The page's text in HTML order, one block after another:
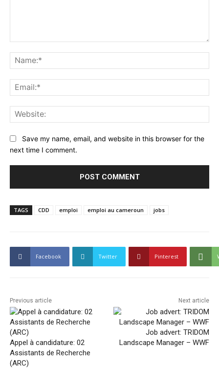
Save my name, email, and website in this browser for the
next time I comment.
TAGS CDD emploi emploi au cameroun jobs
Facebook Twitter Pinterest
Previous article
Appel à candidature: 02
Assistants de Recherche
(ARC)
Next article
Job advert: TRIDOM
Landscape Manager – WWF